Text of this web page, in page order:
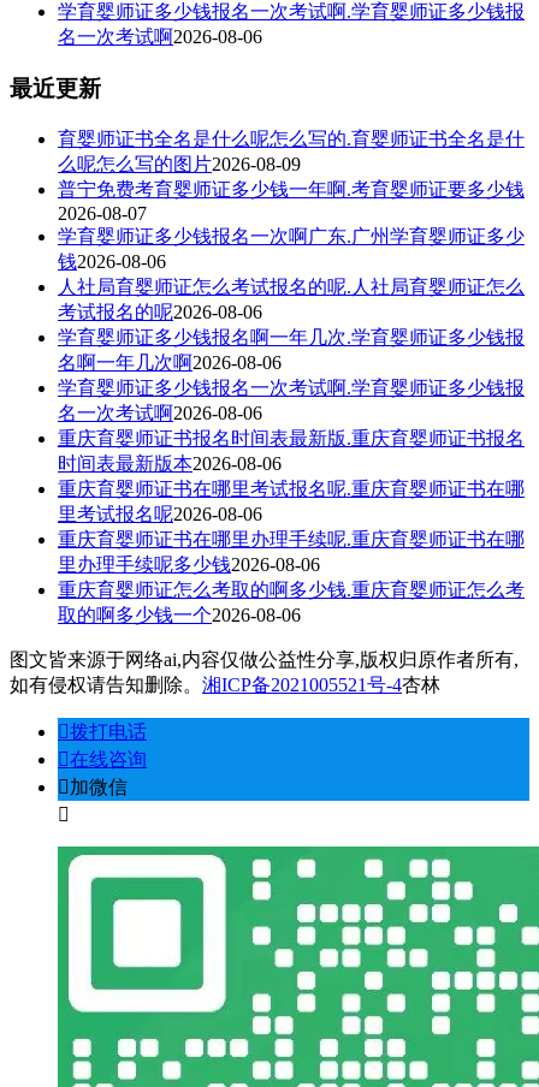
学育婴师证多少钱报名一次考试啊.学育婴师证多少钱报
名一次考试啊2026-08-06
最近更新
育婴师证书全名是什么呢怎么写的.育婴师证书全名是什
么呢怎么写的图片2026-08-09
普宁免费考育婴师证多少钱一年啊.考育婴师证要多少钱
2026-08-07
学育婴师证多少钱报名一次啊广东.广州学育婴师证多少
钱2026-08-06
人社局育婴师证怎么考试报名的呢.人社局育婴师证怎么
考试报名的呢2026-08-06
学育婴师证多少钱报名啊一年几次.学育婴师证多少钱报
名啊一年几次啊2026-08-06
学育婴师证多少钱报名一次考试啊.学育婴师证多少钱报
名一次考试啊2026-08-06
重庆育婴师证书报名时间表最新版.重庆育婴师证书报名
时间表最新版本2026-08-06
重庆育婴师证书在哪里考试报名呢.重庆育婴师证书在哪
里考试报名呢2026-08-06
重庆育婴师证书在哪里办理手续呢.重庆育婴师证书在哪
里办理手续呢多少钱2026-08-06
重庆育婴师证怎么考取的啊多少钱.重庆育婴师证怎么考
取的啊多少钱一个2026-08-06
图文皆来源于网络ai,内容仅做公益性分享,版权归原作者所有,
如有侵权请告知删除。 湘ICP备2021005521号-4杏林
󦁁拨打电话
󦃡在线咨询
󦘑加微信
󧁡